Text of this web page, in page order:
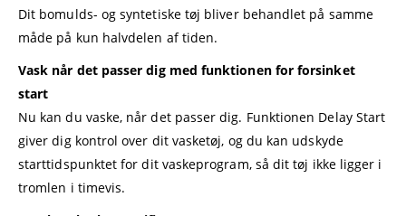
Dit bomulds- og syntetiske tøj bliver behandlet på samme
måde på kun halvdelen af tiden.
Vask når det passer dig med funktionen for forsinket
start
Nu kan du vaske, når det passer dig. Funktionen Delay Start
giver dig kontrol over dit vasketøj, og du kan udskyde
starttidspunktet for dit vaskeprogram, så dit tøj ikke ligger i
tromlen i timevis.